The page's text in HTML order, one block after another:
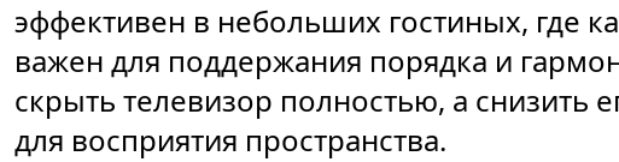
эффективен в небольших гостиных, где
важен для поддержания порядка и
скрыть телевизор полностью, а снизить
для восприятия пространства.